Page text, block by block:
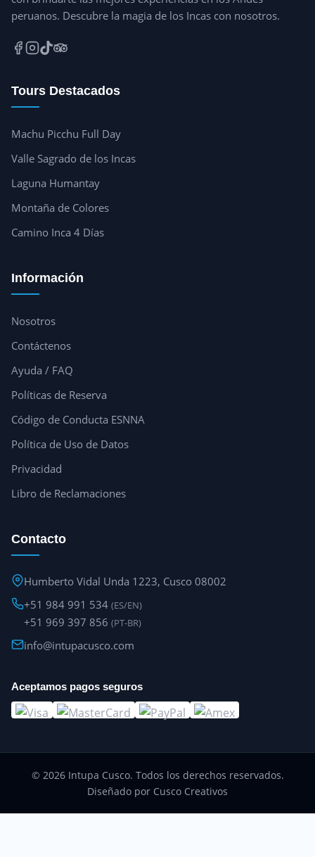
peruanos. Descubre la magia de los Incas con nosotros.
Tours Destacados
Machu Picchu Full Day
Valle Sagrado de los Incas
Laguna Humantay
Montaña de Colores
Camino Inca 4 Días
Información
Nosotros
Contáctenos
Ayuda / FAQ
Políticas de Reserva
Código de Conducta ESNNA
Política de Uso de Datos
Privacidad
Libro de Reclamaciones
Contacto
Humberto Vidal Unda 1223, Cusco 08002
+51 984 991 534 (ES/EN)
+51 969 397 856 (PT-BR)
info@intupacusco.com
Aceptamos pagos seguros
© 2026 Intupa Cusco. Todos los derechos reservados.
Diseñado por Cusco Creativos